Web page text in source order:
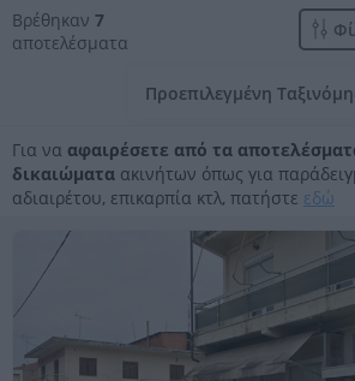
Βρέθηκαν 7
αποτελέσματα
Για να αφαιρέσετε από τα
δικαιώματα ακινήτων όπως για
αδιαιρέτου, επικαρπία κτλ, πατήστε εδώ